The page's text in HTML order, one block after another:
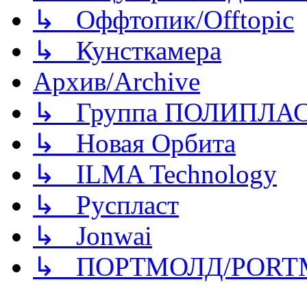
↳ Оффтопик/Offtopic
↳ Кунсткамера
Архив/Archive
↳ Группа
↳ Новая Орбита
↳ ILMA Technology
↳ Руспласт
↳ Jonwai
↳ ПОРТМОЛД/